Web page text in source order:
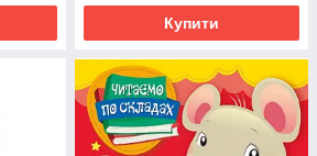
Купити